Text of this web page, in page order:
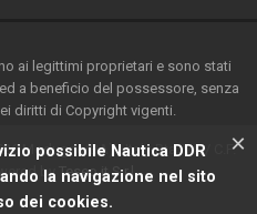
possibile Nautica DDR
la navigazione nel sito
dei cookies.
×
ai legittimi proprietari e sono stati
a beneficio del possessore, senza
diritti di Copyright vigenti.
Modugno(BA) - Italy-P.ta IVA / C.F.
by Teseo.it S.r.l